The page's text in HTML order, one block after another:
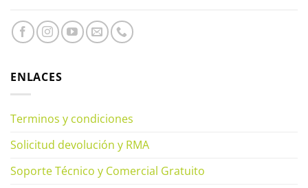
ENLACES
Terminos y condiciones
Solicitud devolución y RMA
Soporte Técnico y Comercial Gratuito